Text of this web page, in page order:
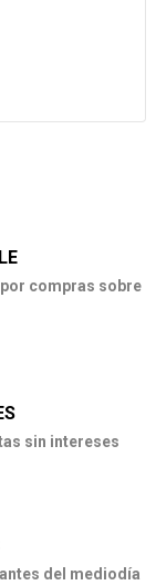
compras sobre
sin intereses
del mediodía